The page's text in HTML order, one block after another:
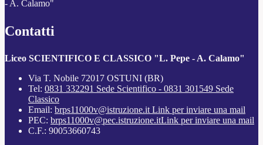
- A. Calamo"
Contatti
Liceo SCIENTIFICO E CLASSICO "L. Pepe - A. Calamo"
Via T. Nobile 72017 OSTUNI (BR)
Tel: 0831 332291 Sede Scientifico - 0831 301549 Sede
Classico
Email: brps11000v@istruzione.it Link per inviare una mail
PEC: brps11000v@pec.istruzione.itLink per inviare una mail
C.F.: 90053660743